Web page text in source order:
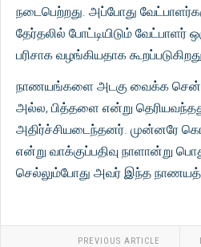
நடைபெற்றது. அப்போது
தேர்தலில் போட்டியிடும்
பரிசாக வழங்கியதாக
நாணயங்களை அடகு வைக்க
அல்ல, பித்தளை என்று
அதிர்ச்சியடைந்தனர். முன்னரே
என்று வாக்குப்பதிவு நாளான்று
செல்லும்போது அவர் இந்த
PREVIOUS ARTICLE